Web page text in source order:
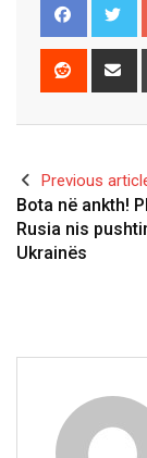
Reddit
Previous
Bota në ankth!
Rusia nis
Ukrainës